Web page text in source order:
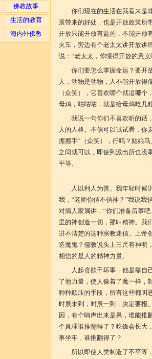
佛教故事
生活的教育
海内外佛教
你们现在的生活在我看来是
展带来的好处，也是开放政策所
开放只能开放有益的，不能开放
火车，旁边有个老太太讲开放讲
说：“老太太，你懂得开放的意
你们要怎么掌握命运？要开
人，动物是动物，人不能开放得
（众笑），它喜欢哪个就追哪
母鸡，咕咕咕，就是给母鸡吃几
我说一句你们不喜欢听的话
人的人格。不信可以试试看，你
握握手”（众笑），行吗？姑娘
之间就可以，即使到派出所也没
平等。
人以利人为善。我年轻时候
我，“老师你信不信神？”我说我
对病人家属讲，“你们准备后事
里的神创造一切，那叫精神。我
讲不清楚的这种宗教迷信。上帝
造魔鬼？儒教说头上三尺有神明
相信的是人的精神力量。
人起贪欲干坏事，他是靠自
了他力量，使人像着了魔一样，
种种欺压的手段，所有这些都叫
时辰未到，时辰一到，决定要报
因，有个响声出来是果，谁能推
个真理谁推翻得了？吃饭会长大
事坐牢，谁推翻得了？
所以即使人类制造了不平等